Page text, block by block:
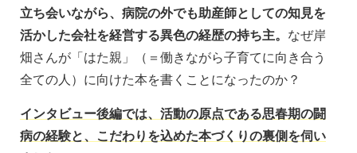
立ち会いながら、病院の外でも助産師としての知見を
活かした会社を経営する異色の経歴の持ち主。 なぜ岸
畑さんが「はた親」（＝働きながら子育てに向き合う
全ての人）に向けた本を書くことになったのか？
インタビュー後編では、活動の原点である思春期の闘
病の経験と、こだわりを込めた本づくりの裏側を伺い